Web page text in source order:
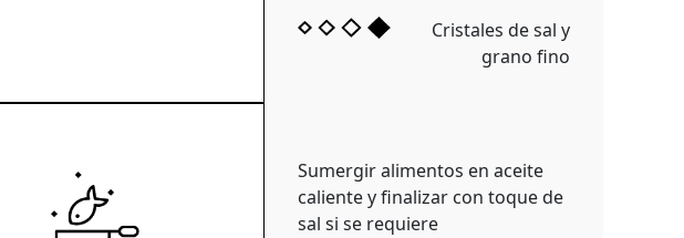
Cristales de sal y
grano fino
Sumergir alimentos en aceite
caliente y finalizar con toque de
sal si se requiere